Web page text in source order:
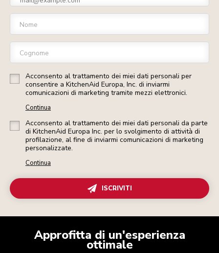
Nome
Cognome
Acconsento al trattamento dei miei dati personali per
consentire a KitchenAid Europa, Inc. di inviarmi
comunicazioni di marketing tramite mezzi elettronici.
Continua
Acconsento al trattamento dei miei dati personali da parte
di KitchenAid Europa Inc. per lo svolgimento di attività di
profilazione, al fine di inviarmi comunicazioni di marketing
personalizzate.
Continua
ISCRIVITI
Approfitta di un'esperienza
ottimale